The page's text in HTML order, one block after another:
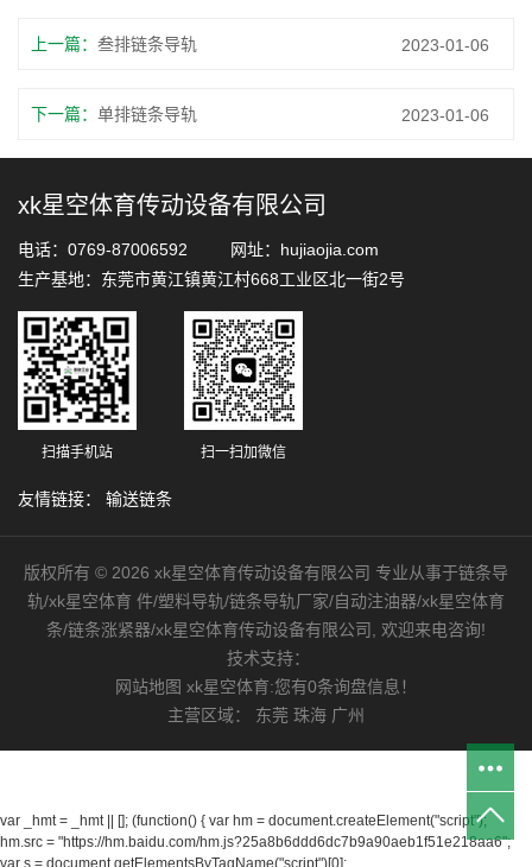
上一篇： 叁排链条导轨 2023-01-06
下一篇： 单排链条导轨 2023-01-06
xk星空体育传动设备有限公司
电话：0769-87006592 网址：hujiaojia.com
生产基地：东莞市黄江镇黄江村668工业区北一街2号
扫描手机站 扫一扫加微信
友情链接： 输送链条
版权所有 © 2026 xk星空体育传动设备有限公司 专业从事于链条导
轨/xk星空体育 件/塑料导轨/链条导轨厂家/自动注油器/xk星空体育
条/链条涨紧器/xk星空体育传动设备有限公司, 欢迎来电咨询!
技术支持：
网站地图 xk星空体育:您有0条询盘信息！
主营区域： 东莞 珠海 广州
var _hmt = _hmt || []; (function() { var hm = document.createElement("script");
hm.src = "https://hm.baidu.com/hm.js?25a8b6ddd6dc7b9a90aeb1f51e218aa6";